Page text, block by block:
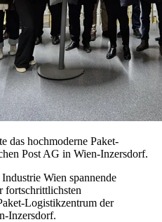
das hochmoderne Paket-
Post AG in Wien-Inzersdorf.
Wien spannende
fortschrittlichsten
Logistikzentrum der
Inzersdorf.